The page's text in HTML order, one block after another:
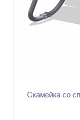
Скамейка со